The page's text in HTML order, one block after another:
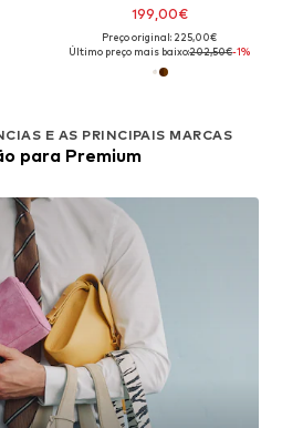
199,00€
Preço original: 225,00€
Último preço mais baixo:202,50€-1%
E AS PRINCIPAIS MARCAS
para Premium